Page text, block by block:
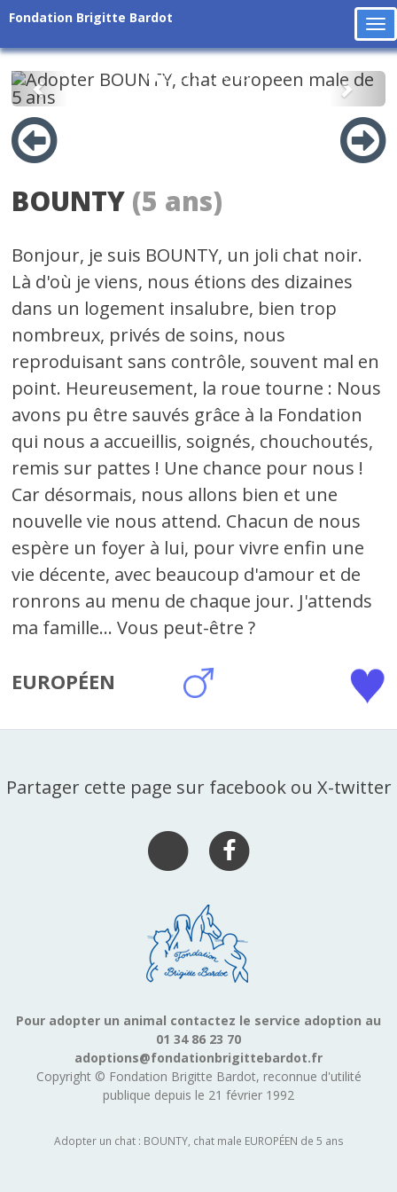
Fondation Brigitte Bardot
Précédent
BOUNTY (5 ans)
Bonjour, je suis BOUNTY, un joli chat noir.
Là d'où je viens, nous étions des dizaines
dans un logement insalubre, bien trop
nombreux, privés de soins, nous
reproduisant sans contrôle, souvent mal en
point. Heureusement, la roue tourne : Nous
avons pu être sauvés grâce à la Fondation
qui nous a accueillis, soignés, chouchoutés,
remis sur pattes ! Une chance pour nous !
Car désormais, nous allons bien et une
nouvelle vie nous attend. Chacun de nous
espère un foyer à lui, pour vivre enfin une
vie décente, avec beaucoup d'amour et de
ronrons au menu de chaque jour. J'attends
ma famille... Vous peut-être ?
EUROPÉEN
Partager cette page sur facebook ou X-twitter
Pour adopter un animal contactez le service adoption au
01 34 86 23 70
adoptions@fondationbrigittebardot.fr
Copyright © Fondation Brigitte Bardot, reconnue d'utilité
publique depuis le 21 février 1992
Adopter un chat : BOUNTY, chat male EUROPÉEN de 5 ans